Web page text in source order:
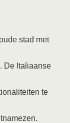
stad met
De Italiaanse
te